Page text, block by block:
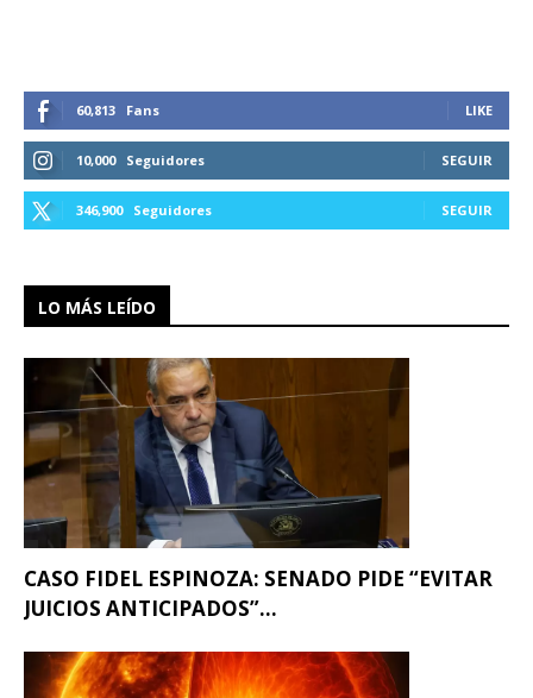
60,813 Fans LIKE
10,000 Seguidores SEGUIR
346,900 Seguidores SEGUIR
LO MÁS LEÍDO
CASO FIDEL ESPINOZA: SENADO PIDE “EVITAR
JUICIOS ANTICIPADOS”...